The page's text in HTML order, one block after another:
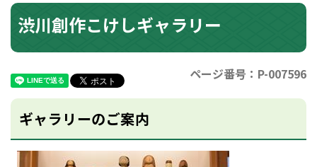
渋川創作こけしギャラリー
ページ番号：P-007596
ギャラリーのご案内